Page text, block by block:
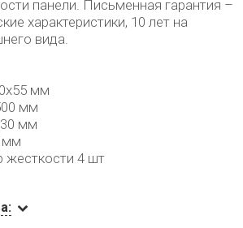
панели. Письменная гарантия –
характеристики, 10 лет на
вида.
мм
мм
мм
мм
жесткости 4 шт